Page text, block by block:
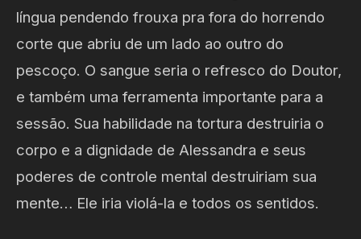
língua pendendo frouxa pra fora do horrendo
corte que abriu de um lado ao outro do
pescoço. O sangue seria o refresco do Doutor,
e também uma ferramenta importante para a
sessão. Sua habilidade na tortura destruiria o
corpo e a dignidade de Alessandra e seus
poderes de controle mental destruiriam sua
mente… Ele iria violá-la e todos os sentidos.